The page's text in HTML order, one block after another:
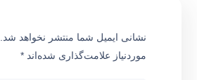
نشانی ایمیل شما منتشر نخواهد شد.
موردنیاز علامت‌گذاری شده‌اند*